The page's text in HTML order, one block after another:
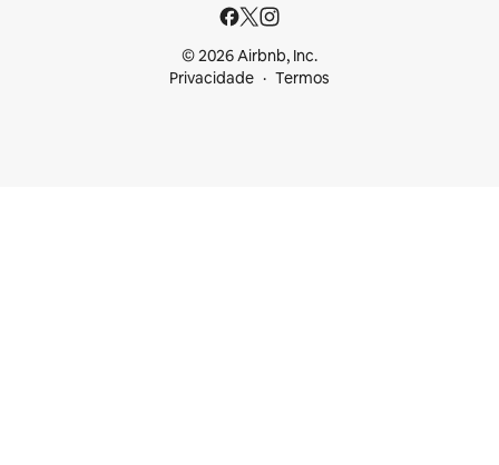
© 2026 Airbnb, Inc.
Privacidade
Termos